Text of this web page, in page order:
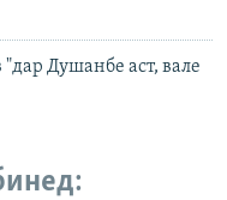
Душанбе аст, вале